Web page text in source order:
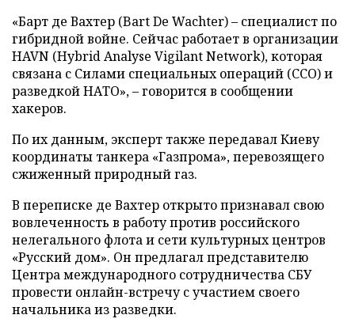
«Барт де Вахтер (Bart De Wachter) – специалист по
гибридной войне. Сейчас работает в организации
HAVN (Hybrid Analyse Vigilant Network), которая
связана с Силами специальных операций (ССО) и
разведкой НАТО», – говорится в сообщении
хакеров.
По их данным, эксперт также передавал Киеву
координаты танкера «Газпрома», перевозящего
сжиженный природный газ.
В переписке де Вахтер открыто признавал свою
вовлеченность в работу против российского
нелегального флота и сети культурных центров
«Русский дом». Он предлагал представителю
Центра международного сотрудничества СБУ
провести онлайн-встречу с участием своего
начальника из разведки.